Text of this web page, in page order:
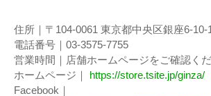
住所｜〒104-0061 東京都中央区銀座6-10-
電話番号｜03-3575-7755
営業時間｜店舗ホームページをご確認くだ
ホームページ｜ https://store.tsite.jp/ginza/
Facebook｜